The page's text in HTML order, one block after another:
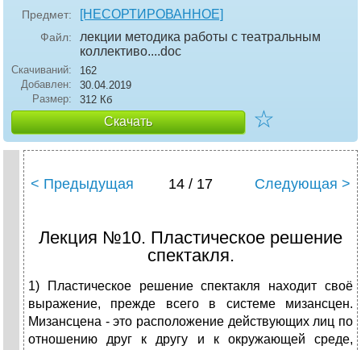
Предмет: [НЕСОРТИРОВАННОЕ]
Файл:
лекции методика работы с театральным
коллективо....doc
Скачиваний:
162
Добавлен:
30.04.2019
Размер:
312 Кб
Скачать ☆
< Предыдущая 14 / 17 Следующая >
Лекция №10. Пластическое решение
спектакля.
1) Пластическое решение спектакля находит своё
выражение, прежде всего в системе мизансцен.
Мизансцена - это расположение действующих лиц по
отношению друг к другу и к окружающей среде,